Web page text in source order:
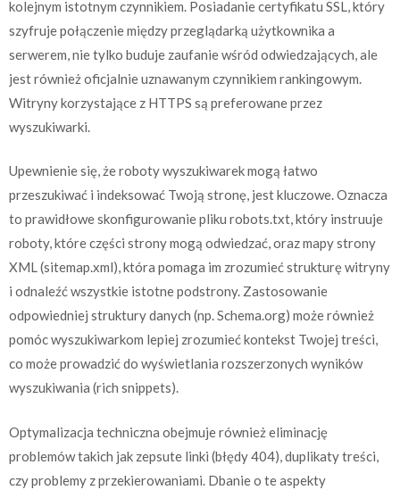
kolejnym istotnym czynnikiem. Posiadanie certyfikatu SSL, który
szyfruje połączenie między przeglądarką użytkownika a
serwerem, nie tylko buduje zaufanie wśród odwiedzających, ale
jest również oficjalnie uznawanym czynnikiem rankingowym.
Witryny korzystające z HTTPS są preferowane przez
wyszukiwarki.
Upewnienie się, że roboty wyszukiwarek mogą łatwo
przeszukiwać i indeksować Twoją stronę, jest kluczowe. Oznacza
to prawidłowe skonfigurowanie pliku robots.txt, który instruuje
roboty, które części strony mogą odwiedzać, oraz mapy strony
XML (sitemap.xml), która pomaga im zrozumieć strukturę witryny
i odnaleźć wszystkie istotne podstrony. Zastosowanie
odpowiedniej struktury danych (np. Schema.org) może również
pomóc wyszukiwarkom lepiej zrozumieć kontekst Twojej treści,
co może prowadzić do wyświetlania rozszerzonych wyników
wyszukiwania (rich snippets).
Optymalizacja techniczna obejmuje również eliminację
problemów takich jak zepsute linki (błędy 404), duplikaty treści,
czy problemy z przekierowaniami. Dbanie o te aspekty